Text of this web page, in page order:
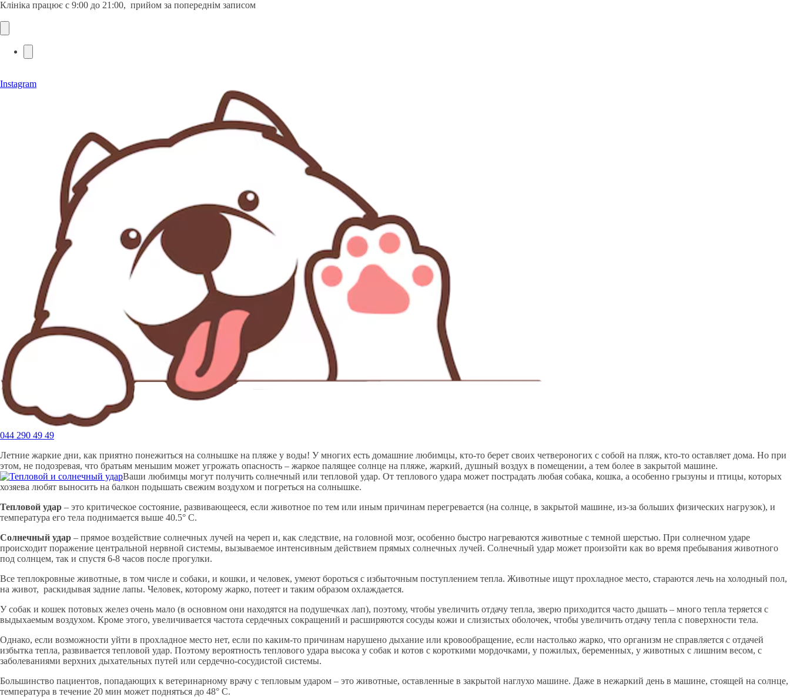
Клініка працює с 9:00 до 21:00, прийом за попереднім записом
Instagram
044 290 49 49
Летние жаркие дни, как приятно понежиться на солнышке на пляже у воды! У многих есть домашние любимцы, кто-то берет своих четвероногих с собой на пляж, кто-то оставляет дома. Но при
этом, не подозревая, что братьям меньшим может угрожать опасность – жаркое палящее солнце на пляже, жаркий, душный воздух в помещении, а тем более в закрытой машине.
Ваши любимцы могут получить солнечный или тепловой удар. От теплового удара может пострадать любая собака, кошка, а особенно грызуны и птицы, которых
хозяева любят выносить на балкон подышать свежим воздухом и погреться на солнышке.
Тепловой удар – это критическое состояние, развивающееся, если животное по тем или иным причинам перегревается (на солнце, в закрытой машине, из-за больших физических нагрузок), и
температура его тела поднимается выше 40.5° С.
Солнечный удар – прямое воздействие солнечных лучей на череп и, как следствие, на головной мозг, особенно быстро нагреваются животные с темной шерстью. При солнечном ударе
происходит поражение центральной нервной системы, вызываемое интенсивным действием прямых солнечных лучей. Солнечный удар может произойти как во время пребывания животного
под солнцем, так и спустя 6-8 часов после прогулки.
Все теплокровные животные, в том числе и собаки, и кошки, и человек, умеют бороться с избыточным поступлением тепла. Животные ищут прохладное место, стараются лечь на холодный пол,
на живот, раскидывая задние лапы. Человек, которому жарко, потеет и таким образом охлаждается.
У собак и кошек потовых желез очень мало (в основном они находятся на подушечках лап), поэтому, чтобы увеличить отдачу тепла, зверю приходится часто дышать – много тепла теряется с
выдыхаемым воздухом. Кроме этого, увеличивается частота сердечных сокращений и расширяются сосуды кожи и слизистых оболочек, чтобы увеличить отдачу тепла с поверхности тела.
Однако, если возможности уйти в прохладное место нет, если по каким-то причинам нарушено дыхание или кровообращение, если настолько жарко, что организм не справляется с отдачей
избытка тепла, развивается тепловой удар. Поэтому вероятность теплового удара высока у собак и котов с короткими мордочками, у пожилых, беременных, у животных с лишним весом, с
заболеваниями верхних дыхательных путей или сердечно-сосудистой системы.
Большинство пациентов, попадающих к ветеринарному врачу с тепловым ударом – это животные, оставленные в закрытой наглухо машине. Даже в нежаркий день в машине, стоящей на солнце,
температура в течение 20 мин может подняться до 48° С.